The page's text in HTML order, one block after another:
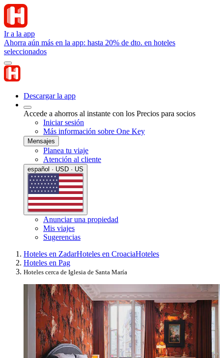
Ir a la app
Ahorra aún más en la app: hasta 20% de dto. en hoteles
seleccionados
Descargar la app
Accede a ahorros al instante con los Precios para socios
Iniciar sesión
Más información sobre One Key
Mensajes
Planea tu viaje
Atención al cliente
español · USD · US
Anunciar una propiedad
Mis viajes
Sugerencias
Hoteles en ZadarHoteles en CroaciaHoteles
Hoteles en Pag
Hoteles cerca de Iglesia de Santa María